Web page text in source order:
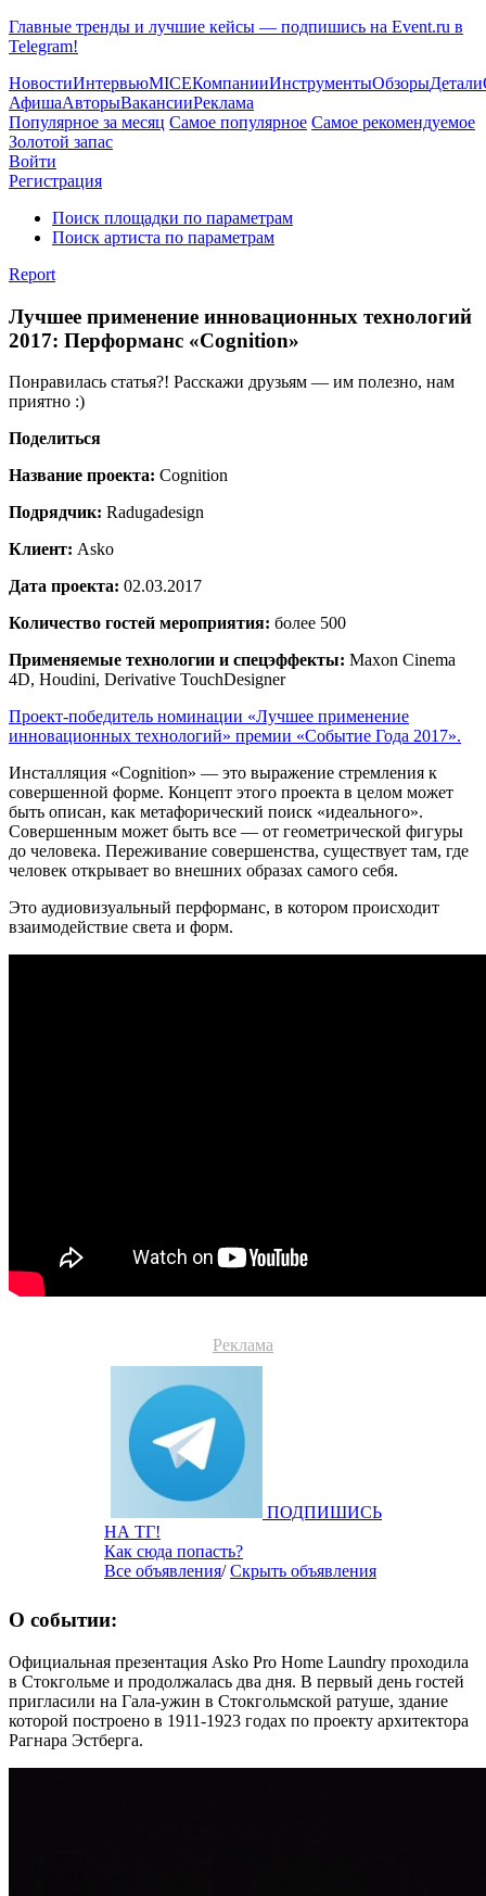
Главные тренды и лучшие кейсы — подпишись на Event.ru в
Telegram!
НовостиИнтервьюMICEКомпанииИнструментыОбзорыДетали
АфишаАвторыВакансииРеклама
Популярное за месяц Самое популярное Самое рекомендуемое
Золотой запас
Войти
Регистрация
Поиск площадки по параметрам
Поиск артиста по параметрам
Report
Лучшее применение инновационных технологий
2017: Перформанс «Cognition»
Понравилась статья?! Расскажи друзьям — им полезно, нам
приятно :)
Поделиться
Название проекта: Cognition
Подрядчик: Radugadesign
Клиент: Asko
Дата проекта: 02.03.2017
Количество гостей мероприятия: более 500
Применяемые технологии и спецэффекты: Maxon Cinema
4D, Houdini, Derivative TouchDesigner
Проект-победитель номинации «Лучшее применение
инновационных технологий» премии «Событие Года 2017».
Инсталляция «Cognition» — это выражение стремления к
совершенной форме. Концепт этого проекта в целом может
быть описан, как метафорический поиск «идеального».
Совершенным может быть все — от геометрической фигуры
до человека. Переживание совершенства, существует там, где
человек открывает во внешних образах самого себя.
Это аудиовизуальный перформанс, в котором происходит
взаимодействие света и форм.
Реклама
ПОДПИШИСЬ
НА ТГ!
Как сюда попасть?
Все объявления/Скрыть объявления
О событии:
Официальная презентация Asko Pro Home Laundry проходила
в Стокгольме и продолжалась два дня. В первый день гостей
пригласили на Гала-ужин в Стокгольмской ратуше, здание
которой построено в 1911-1923 годах по проекту архитектора
Рагнара Эстберга.